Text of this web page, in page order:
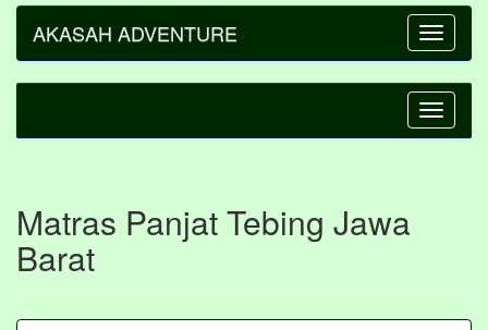
Toggle
AKASAH ADVENTURE
Toggle
Matras Panjat Tebing Jawa
Barat